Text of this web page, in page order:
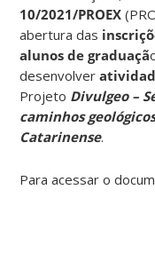
10/2021/PROEX
abertura das
alunos de graduaçã
desenvolver
Projeto Divulgeo –
caminhos
Catarinense.
Para acessar o